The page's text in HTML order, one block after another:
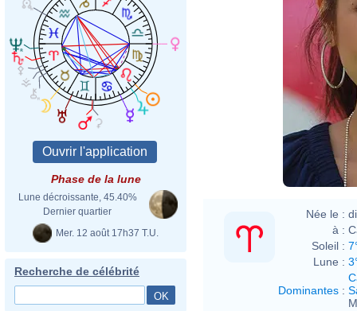
Phase de la lune
Lune décroissante, 45.40%
Dernier quartier
Mer. 12 août 17h37 T.U.
Recherche de célébrité
Née le :
à :
Soleil :
Lune :
Dominantes :